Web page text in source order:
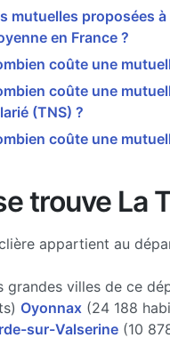
mutuelles proposées
en France ?
coûte une
coûte une
(TNS) ?
coûte une
trouve La
appartient au
grandes villes de ce
Oyonnax(24 188
sur-Valserine(10